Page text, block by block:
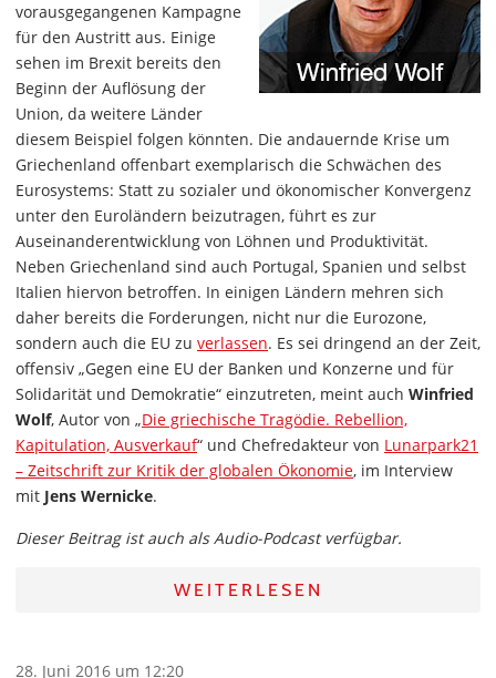
vorausgegangenen Kampagne
für den Austritt aus. Einige
sehen im Brexit bereits den
Beginn der Auflösung der
Union, da weitere Länder
diesem Beispiel folgen könnten. Die andauernde Krise um
Griechenland offenbart exemplarisch die Schwächen des
Eurosystems: Statt zu sozialer und ökonomischer Konvergenz
unter den Euroländern beizutragen, führt es zur
Auseinanderentwicklung von Löhnen und Produktivität.
Neben Griechenland sind auch Portugal, Spanien und selbst
Italien hiervon betroffen. In einigen Ländern mehren sich
daher bereits die Forderungen, nicht nur die Eurozone,
sondern auch die EU zu verlassen. Es sei dringend an der Zeit,
offensiv „Gegen eine EU der Banken und Konzerne und für
Solidarität und Demokratie“ einzutreten, meint auch Winfried
Wolf, Autor von „Die griechische Tragödie. Rebellion,
Kapitulation, Ausverkauf“ und Chefredakteur von Lunarpark21
– Zeitschrift zur Kritik der globalen Ökonomie, im Interview
mit Jens Wernicke.
Dieser Beitrag ist auch als Audio-Podcast verfügbar.
WEITERLESEN
28. Juni 2016 um 12:20